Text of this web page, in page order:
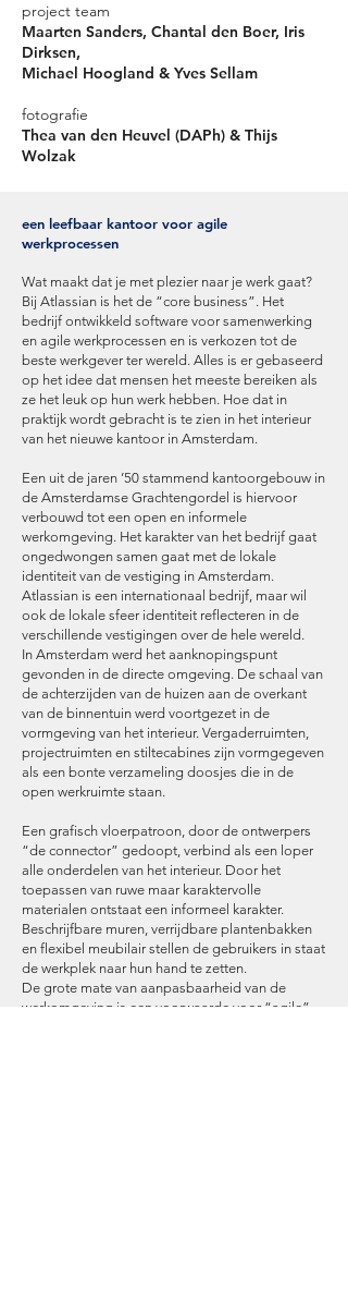
project team
Maarten Sanders, Chantal den Boer, Iris
Dirksen,
Michael Hoogland & Yves Sellam
fotografie
Thea van den Heuvel (DAPh) & Thijs
Wolzak
een leefbaar kantoor voor agile
werkprocessen
Wat maakt dat je met plezier naar je werk gaat?
Bij Atlassian is het de “core business”. Het
bedrijf ontwikkeld software voor samenwerking
en agile werkprocessen en is verkozen tot de
beste werkgever ter wereld. Alles is er gebaseerd
op het idee dat mensen het meeste bereiken als
ze het leuk op hun werk hebben. Hoe dat in
praktijk wordt gebracht is te zien in het interieur
van het nieuwe kantoor in Amsterdam.
Een uit de jaren ’50 stammend kantoorgebouw in
de Amsterdamse Grachtengordel is hiervoor
verbouwd tot een open en informele
werkomgeving. Het karakter van het bedrijf gaat
ongedwongen samen gaat met de lokale
identiteit van de vestiging in Amsterdam.
Atlassian is een internationaal bedrijf, maar wil
ook de lokale sfeer identiteit reflecteren in de
verschillende vestigingen over de hele wereld.
In Amsterdam werd het aanknopingspunt
gevonden in de directe omgeving. De schaal van
de achterzijden van de huizen aan de overkant
van de binnentuin werd voortgezet in de
vormgeving van het interieur. Vergaderruimten,
projectruimten en stiltecabines zijn vormgegeven
als een bonte verzameling doosjes die in de
open werkruimte staan.
Een grafisch vloerpatroon, door de ontwerpers
“de connector” gedoopt, verbind als een loper
alle onderdelen van het interieur. Door het
toepassen van ruwe maar karaktervolle
materialen ontstaat een informeel karakter.
Beschrijfbare muren, verrijdbare plantenbakken
en flexibel meubilair stellen de gebruikers in staat
de werkplek naar hun hand te zetten.
De grote mate van aanpasbaarheid van de
werkomgeving is een voorwaarde voor “agile”